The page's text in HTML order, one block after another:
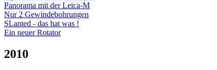
Panorama mit der Leica-M
Nur 2 Gewindebohrungen
SLanted - das hat was !
Ein neuer Rotator
2010